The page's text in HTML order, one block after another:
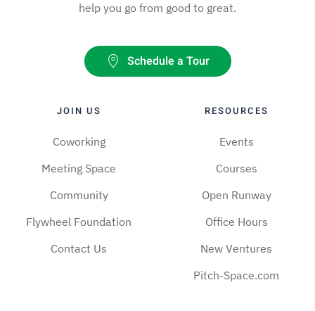
help you go from good to great.
Schedule a Tour
JOIN US
Coworking
Meeting Space
Community
Flywheel Foundation
Contact Us
RESOURCES
Events
Courses
Open Runway
Office Hours
New Ventures
Pitch-Space.com